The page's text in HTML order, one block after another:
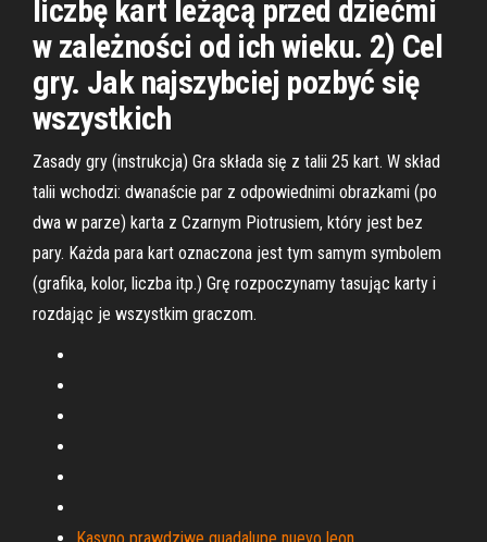
liczbę kart leżącą przed dziećmi
w zależności od ich wieku. 2) Cel
gry. Jak najszybciej pozbyć się
wszystkich
Zasady gry (instrukcja) Gra składa się z talii 25 kart. W skład
talii wchodzi: dwanaście par z odpowiednimi obrazkami (po
dwa w parze) karta z Czarnym Piotrusiem, który jest bez
pary. Każda para kart oznaczona jest tym samym symbolem
(grafika, kolor, liczba itp.) Grę rozpoczynamy tasując karty i
rozdając je wszystkim graczom.